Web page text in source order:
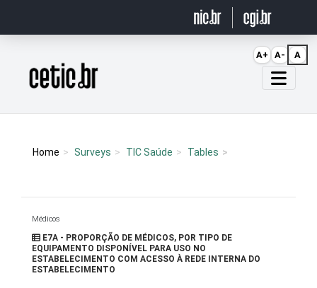
Página inicial
Home Surveys TIC Saúde Tables
Médicos
E7A - PROPORÇÃO DE MÉDICOS, POR TIPO DE
EQUIPAMENTO DISPONÍVEL PARA USO NO
ESTABELECIMENTO COM ACESSO À REDE INTERNA DO
ESTABELECIMENTO
A+ A- A